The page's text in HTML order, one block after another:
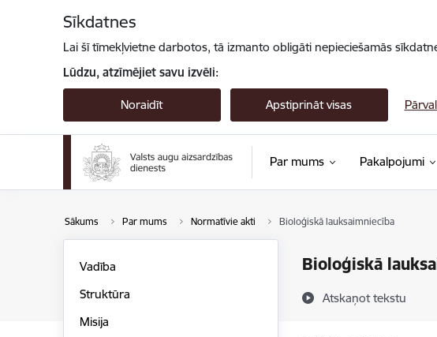
Sīkdatnes
Lai šī tīmekļvietne darbotos, tā izmanto obligāti nepieciešamās
Lūdzu, atzīmējiet savu izvēli:
Noraidīt Apstiprināt visas
Par mums Pakalpojumi
Sākums Par mums Normatīvie akti Bioloģiskā lauksaimniecība
Bioloģiskā
Atskaņot tekstu
Vadība
Struktūra
Misija